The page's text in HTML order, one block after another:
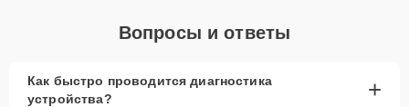
Вопросы и ответы
Как быстро проводится диагностика
устройства?
+